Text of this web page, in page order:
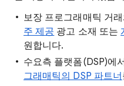
보장 프로그래매틱 거
주 제공 광고 소재 또는
원합니다.
수요측 플랫폼(DSP)에
그래매틱의 DSP 파트너